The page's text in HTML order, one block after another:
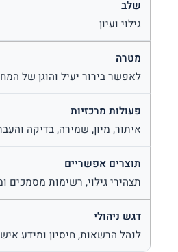
גילוי ועיון
לאפשר בירור יעיל והוגן של
איתור, מיון, שמירה, בדיקה
תצהירי גילוי, רשימות מסמכים
לנהל הרשאות, חיסיון ומידע